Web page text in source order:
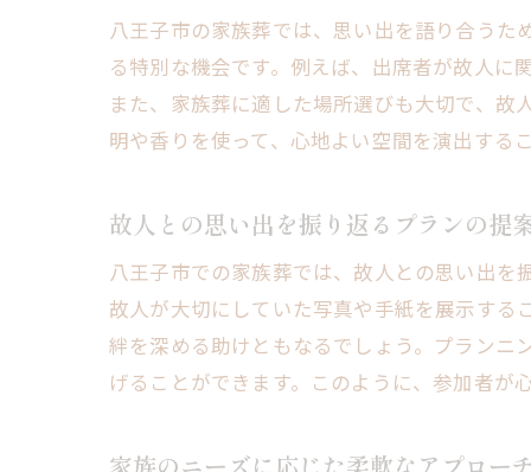
八王子市の家族葬では、思い出を語り合う
る特別な機会です。例えば、出席者が故人
また、家族葬に適した場所選びも大切で、
明や香りを使って、心地よい空間を演出する
故人との思い出を振り返るプランの提
八王子市での家族葬では、故人との思い出
故人が大切にしていた写真や手紙を展示する
絆を深める助けともなるでしょう。プランニ
げることができます。このように、参加者